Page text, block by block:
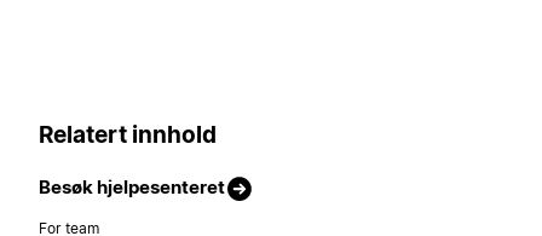
Relatert innhold
Besøk hjelpesenteret
For team